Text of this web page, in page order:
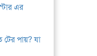
এর
টের পায়? যা